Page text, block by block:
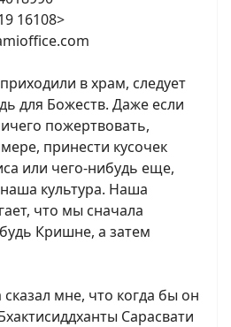
16108>
в храм, следует
для Божеств. Даже если
пожертвовать,
принести кусочек
или чего-нибудь еще,
культура. Наша
что мы сначала
Кришне, а затем
мне, что когда бы он
Сарасвати